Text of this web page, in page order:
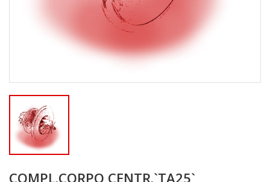
COMPL.CORPO CENTR.`TA25`